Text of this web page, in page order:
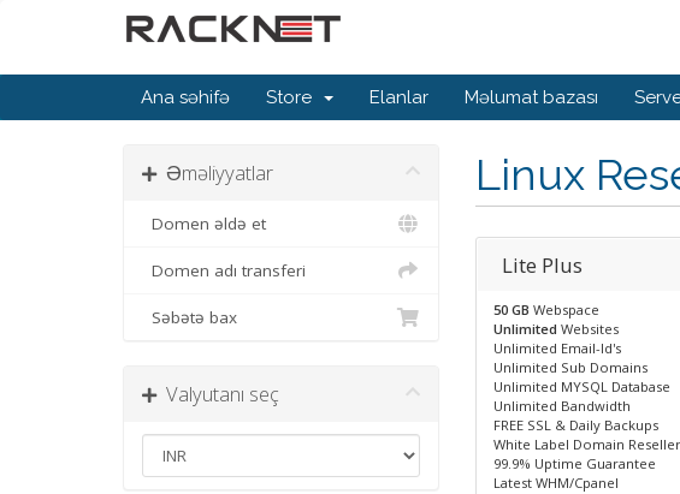
Ana səhifə Store Elanlar Məlumat bazası
Linux
Əməliyyatlar
Domen əldə et
Domen adı transferi
Səbətə bax
Valyutanı seç
Lite Plus
50 GB Webspace
Unlimited Websites
Unlimited Email-Id's
Unlimited Sub Domains
Unlimited MYSQL Database
Unlimited Bandwidth
FREE SSL & Daily Backups
White Label Domain
99.9% Uptime Guarantee
Latest WHM/Cpanel